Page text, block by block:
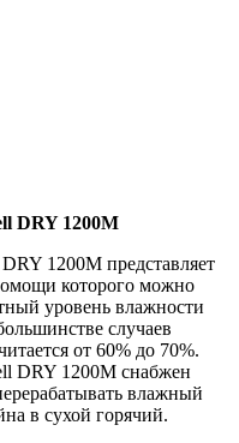
DRY 1200M
1200M представляет
которого можно
уровень влажности
случаев
от 60% до 70%.
DRY 1200M снабжен
влажный
в сухой горячий.